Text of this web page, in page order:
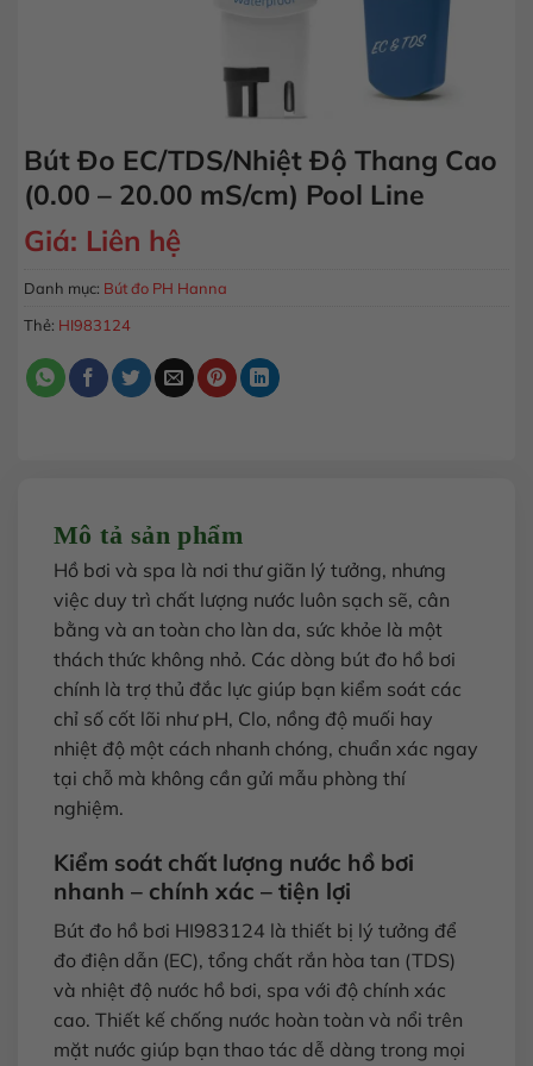
Bút Đo EC/TDS/Nhiệt Độ Thang Cao
(0.00 – 20.00 mS/cm) Pool Line
Giá: Liên hệ
Danh mục: Bút đo PH Hanna
Thẻ: HI983124
Mô tả sản phẩm
Hồ bơi và spa là nơi thư giãn lý tưởng, nhưng
việc duy trì chất lượng nước luôn sạch sẽ, cân
bằng và an toàn cho làn da, sức khỏe là một
thách thức không nhỏ. Các dòng bút đo hồ bơi
chính là trợ thủ đắc lực giúp bạn kiểm soát các
chỉ số cốt lõi như pH, Clo, nồng độ muối hay
nhiệt độ một cách nhanh chóng, chuẩn xác ngay
tại chỗ mà không cần gửi mẫu phòng thí
nghiệm.
Kiểm soát chất lượng nước hồ bơi
nhanh – chính xác – tiện lợi
Bút đo hồ bơi HI983124 là thiết bị lý tưởng để
đo điện dẫn (EC), tổng chất rắn hòa tan (TDS)
và nhiệt độ nước hồ bơi, spa với độ chính xác
cao. Thiết kế chống nước hoàn toàn và nổi trên
mặt nước giúp bạn thao tác dễ dàng trong mọi